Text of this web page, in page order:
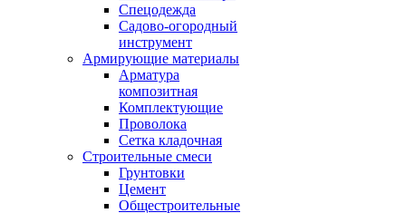
Спецодежда
Садово-огородный
инструмент
Армирующие материалы
Арматура
композитная
Комплектующие
Проволока
Сетка кладочная
Строительные смеси
Грунтовки
Цемент
Общестроительные